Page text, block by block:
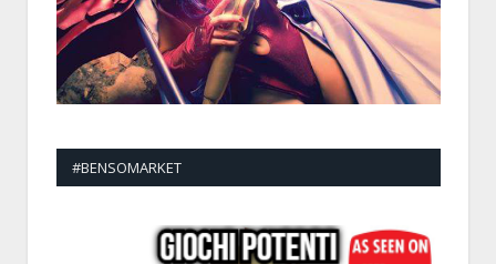
#BENSOMARKET